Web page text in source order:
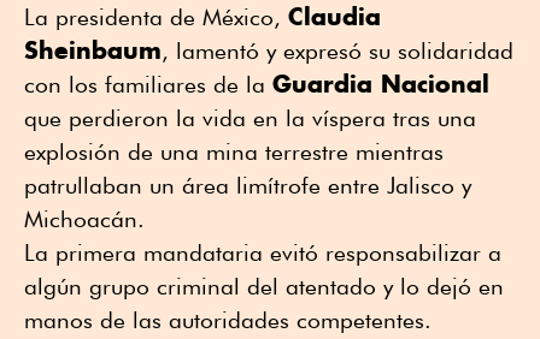
La presidenta de México, Claudia
Sheinbaum, lamentó y expresó su solidaridad
con los familiares de la Guardia Nacional
que perdieron la vida en la víspera tras una
explosión de una mina terrestre mientras
patrullaban un área limítrofe entre Jalisco y
Michoacán.
La primera mandataria evitó responsabilizar a
algún grupo criminal del atentado y lo dejó en
manos de las autoridades competentes.